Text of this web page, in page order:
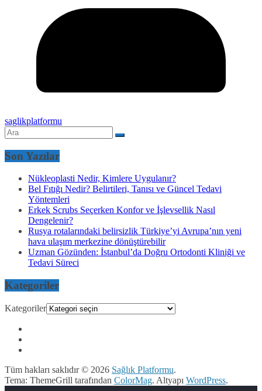
saglikplatformu
Son Yazılar
Nükleoplasti Nedir, Kimlere Uygulanır?
Bel Fıtığı Nedir? Belirtileri, Tanısı ve Güncel Tedavi
Yöntemleri
Erkek Scrubs Seçerken Konfor ve İşlevsellik Nasıl
Dengelenir?
Rusya rotalarındaki belirsizlik Türkiye’yi Avrupa’nın yeni
hava ulaşım merkezine dönüştürebilir
Uzman Gözünden: İstanbul’da Doğru Ortodonti Kliniği ve
Tedavi Süreci
Kategoriler
Kategoriler
Tüm hakları saklıdır © 2026 Sağlık Platformu.
Tema: ThemeGrill tarafından ColorMag. Altyapı WordPress.